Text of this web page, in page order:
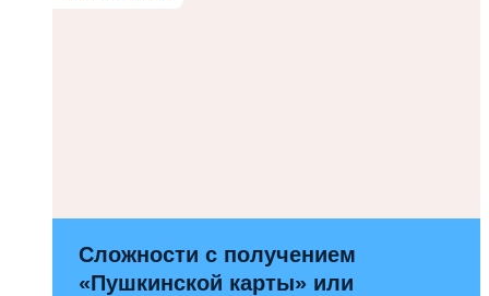
Сложности с получением
«Пушкинской карты» или